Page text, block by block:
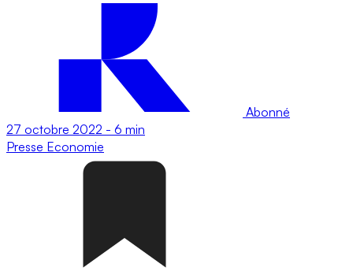
Abonné
27 octobre 2022 - 6 min
Presse Economie